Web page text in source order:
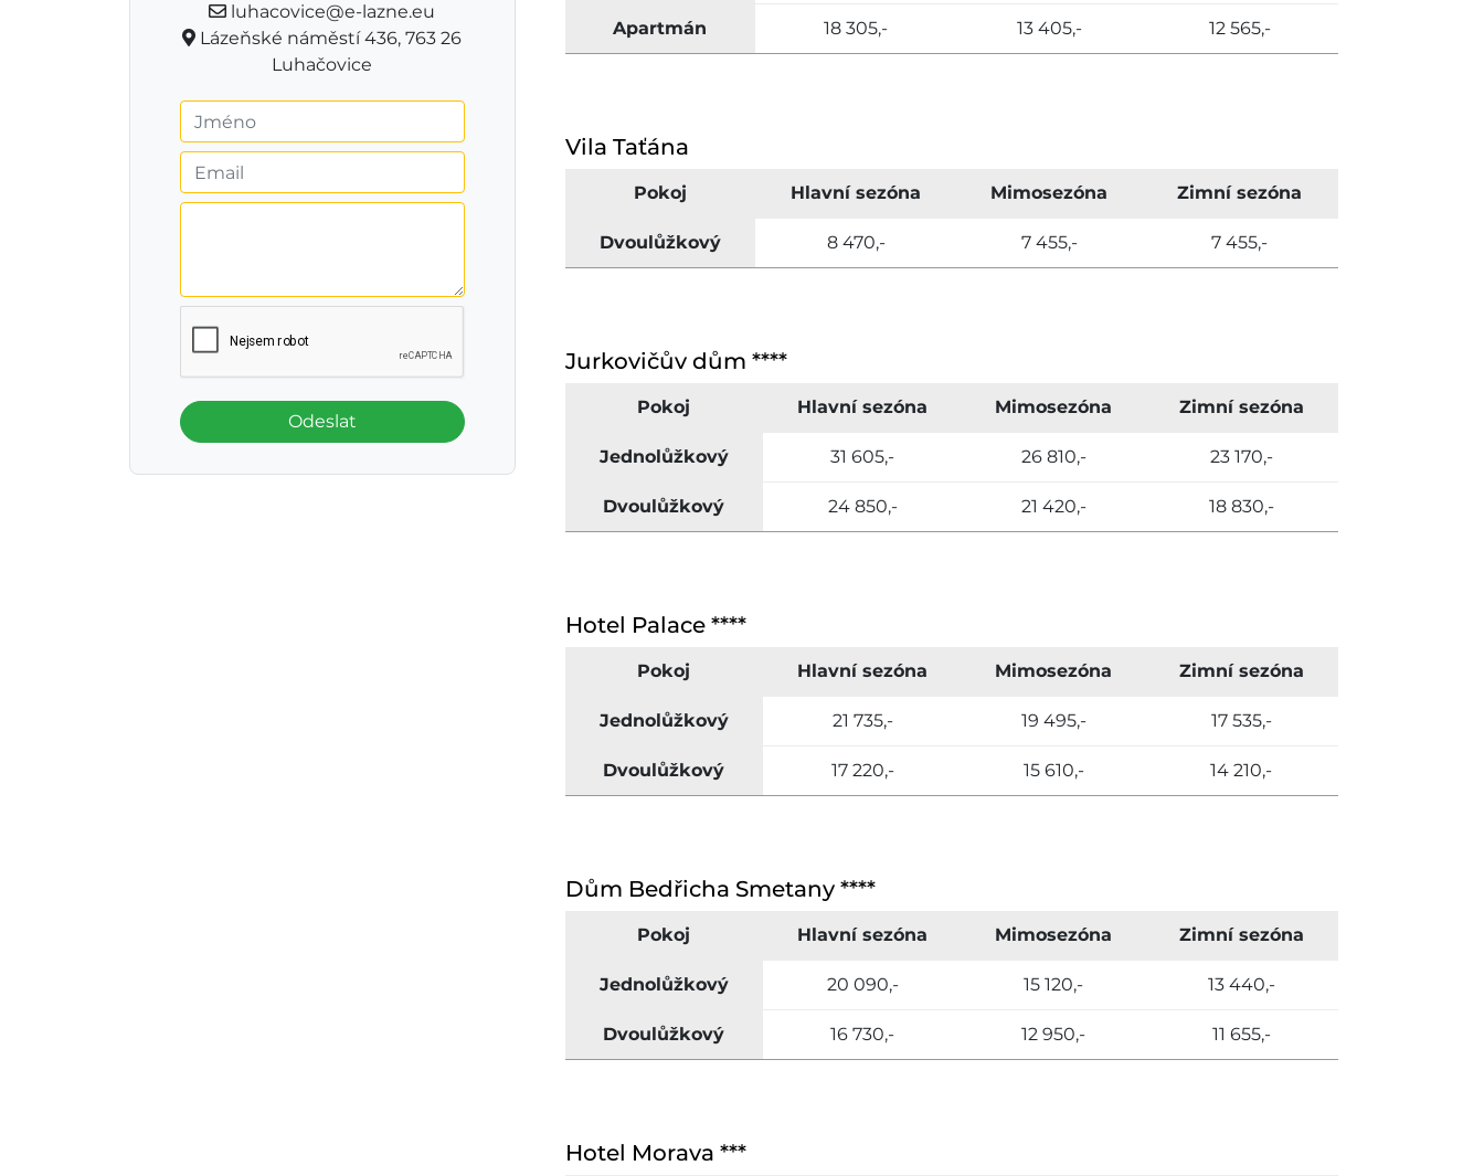
luhacovice@e-lazne.eu
Lázeňské náměstí 436, 763 26
Luhačovice
Odeslat
Apartmán 18 305,- 13 405,- 12 565,-
Vila Taťána
Pokoj Hlavní sezóna Mimosezóna Zimní sezóna
Dvoulůžkový 8 470,- 7 455,- 7 455,-
Jurkovičův dům ****
Pokoj Hlavní sezóna Mimosezóna Zimní sezóna
Jednolůžkový 31 605,- 26 810,- 23 170,-
Dvoulůžkový 24 850,- 21 420,- 18 830,-
Hotel Palace ****
Pokoj Hlavní sezóna Mimosezóna Zimní sezóna
Jednolůžkový 21 735,- 19 495,- 17 535,-
Dvoulůžkový 17 220,- 15 610,- 14 210,-
Dům Bedřicha Smetany ****
Pokoj Hlavní sezóna Mimosezóna Zimní sezóna
Jednolůžkový 20 090,- 15 120,- 13 440,-
Dvoulůžkový 16 730,- 12 950,- 11 655,-
Hotel Morava ***